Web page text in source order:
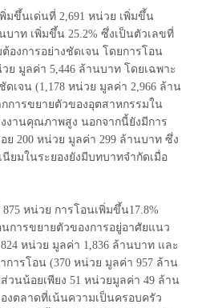
มขึ้นเด่นที่ 2,691 หน่วย เพิ่มขึ้น
บาท เพิ่มขึ้น 25.2% ซึ่งเป็นตัวเลขที่
องการอย่างชัดเจน โดยการโอน
ย มูลค่า 5,446 ล้านบาท โดยเฉพาะ
เจน (1,178 หน่วย มูลค่า 2,966 ล้าน
การขยายตัวของอุตสาหกรรมใน
งานคุณภาพสูง นอกจากนี้ยังมีการ
ย 200 หน่วย มูลค่า 299 ล้านบาท ซึ่ง
ยมในระยองยังมีบทบาทจำกัดเมื่อ
หน่วย การโอนเพิ่มขึ้น17.8%
การขยายตัวของการอยู่อาศัยแนว
หน่วย มูลค่า 1,836 ล้านบาท และ
การโอน (370 หน่วย มูลค่า 957 ล้าน
นน้อยเพียง 51 หน่วยมูลค่า 49 ล้าน
ตลาดที่เน้นความเป็นครอบครัว